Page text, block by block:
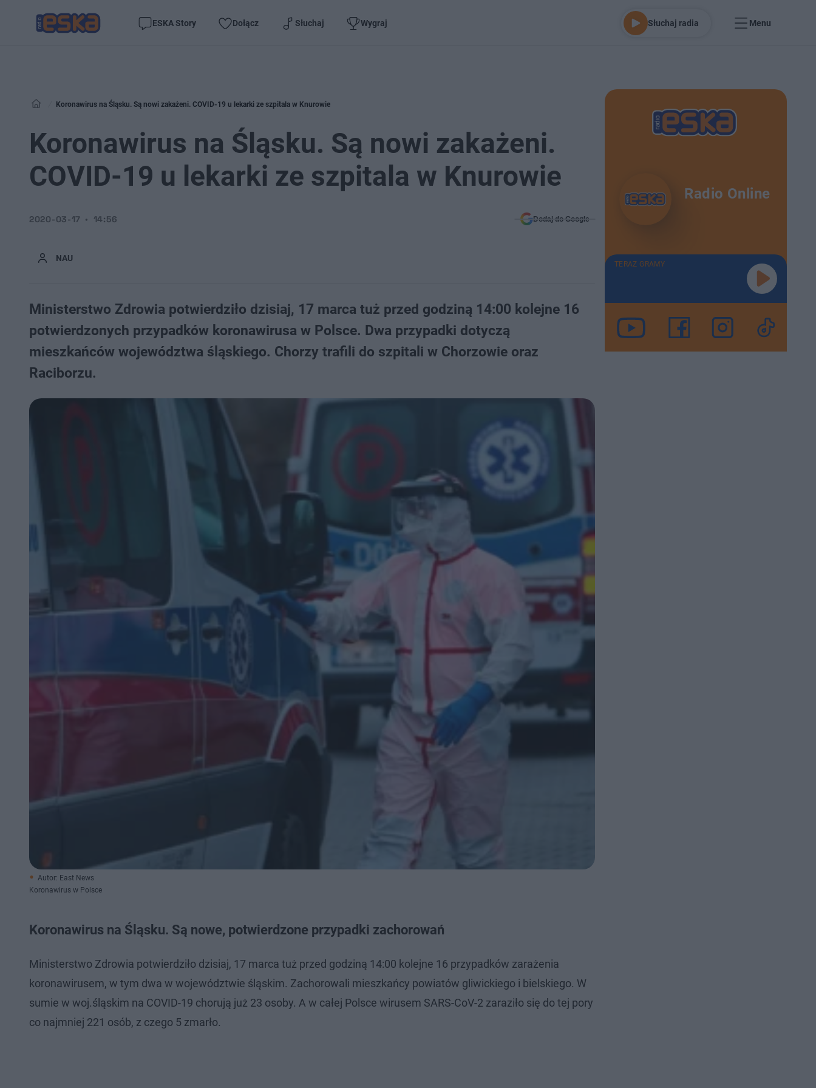
ESKA Story Dołącz Słuchaj Wygraj Słuchaj radia Menu
Koronawirus na Śląsku. Są nowi zakażeni. COVID-19 u lekarki ze szpitala w Knurowie
Koronawirus na Śląsku. Są nowi zakażeni.
COVID-19 u lekarki ze szpitala w Knurowie
NAU
2020-03-17 14:56 Dodaj do Google
Ministerstwo Zdrowia potwierdziło dzisiaj, 17 marca tuż przed godziną 14:00 kolejne 16
potwierdzonych przypadków koronawirusa w Polsce. Dwa przypadki dotyczą
mieszkańców województwa śląskiego. Chorzy trafili do szpitali w Chorzowie oraz
Raciborzu.
Autor: East News
Koronawirus w Polsce
Koronawirus na Śląsku. Są nowe, potwierdzone przypadki zachorowań
Ministerstwo Zdrowia potwierdziło dzisiaj, 17 marca tuż przed godziną 14:00 kolejne 16 przypadków zarażenia
koronawirusem, w tym dwa w województwie śląskim. Zachorowali mieszkańcy powiatów gliwickiego i bielskiego. W
sumie w woj.śląskim na COVID-19 chorują już 23 osoby. A w całej Polsce wirusem SARS-CoV-2 zaraziło się do tej pory
co najmniej 221 osób, z czego 5 zmarło.
Radio Online
TERAZ GRAMY